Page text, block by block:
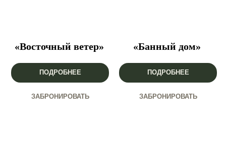
«Восточный ветер»
ПОДРОБНЕЕ
ЗАБРОНИРОВАТЬ
«Банный дом»
ПОДРОБНЕЕ
ЗАБРОНИРОВАТЬ